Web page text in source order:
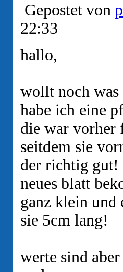
Gepostet von
22:33
hallo,
wollt noch was
habe ich eine
die war vorher
seitdem sie
der richtig gut!
neues blatt
ganz klein
sie 5cm lang!
werte sind